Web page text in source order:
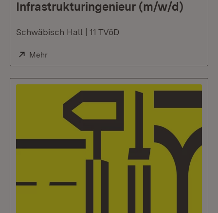
Infrastrukturingenieur (m/w/d)
Schwäbisch Hall | 11 TVöD
Extern:
Mehr(Öffnet in neuem Fenster)